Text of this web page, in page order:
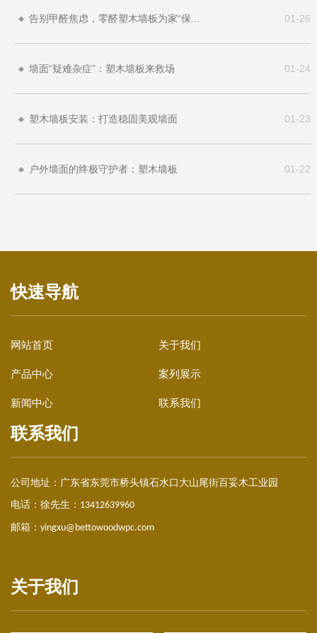
告别甲醛焦虑，零醛塑木墙板为家“保... 01-26
墙面“疑难杂症”：塑木墙板来救场 01-24
塑木墙板安装：打造稳固美观墙面 01-23
户外墙面的终极守护者：塑木墙板 01-22
快速导航
网站首页 关于我们
产品中心 案列展示
新闻中心 联系我们
联系我们
公司地址： 广东省东莞市桥头镇石水口大山尾街百妥木工业园
电话：徐先生： 13412639960
邮箱： yingxu@bettowoodwpc.com
关于我们